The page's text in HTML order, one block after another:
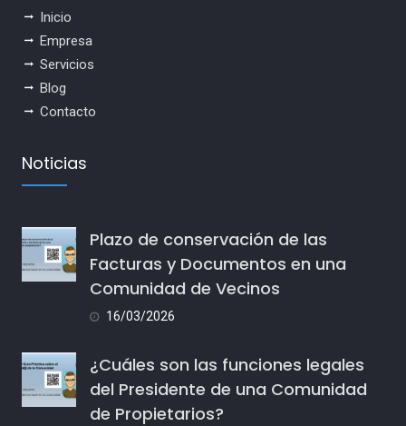
Inicio
Empresa
Servicios
Blog
Contacto
Noticias
Plazo de conservación de las
Facturas y Documentos en una
Comunidad de Vecinos
16/03/2026
¿Cuáles son las funciones legales
del Presidente de una Comunidad
de Propietarios?